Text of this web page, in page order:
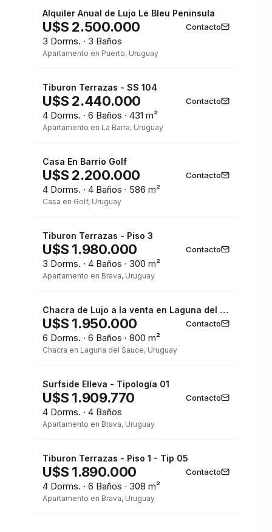
Alquiler Anual de Lujo Le Bleu Peninsula
U$S 2.500.000 Contacto
3 Dorms. · 3 Baños
Apartamento en Puerto, Uruguay
Tiburon Terrazas - SS 104
U$S 2.440.000 Contacto
4 Dorms. · 6 Baños · 431 m²
Apartamento en La Barra, Uruguay
Casa En Barrio Golf
U$S 2.200.000 Contacto
4 Dorms. · 4 Baños · 586 m²
Casa en Golf, Uruguay
Tiburon Terrazas - Piso 3
U$S 1.980.000 Contacto
3 Dorms. · 4 Baños · 300 m²
Apartamento en Brava, Uruguay
Chacra de Lujo a la venta en Laguna del Sauce 9Has - Piscina - tajamares
U$S 1.950.000 Contacto
6 Dorms. · 6 Baños · 800 m²
Chacra en Laguna del Sauce, Uruguay
Surfside Elleva - Tipología 01
U$S 1.909.770 Contacto
4 Dorms. · 4 Baños
Apartamento en Brava, Uruguay
Tiburon Terrazas - Piso 1 - Tip 05
U$S 1.890.000 Contacto
4 Dorms. · 6 Baños · 308 m²
Apartamento en Brava, Uruguay